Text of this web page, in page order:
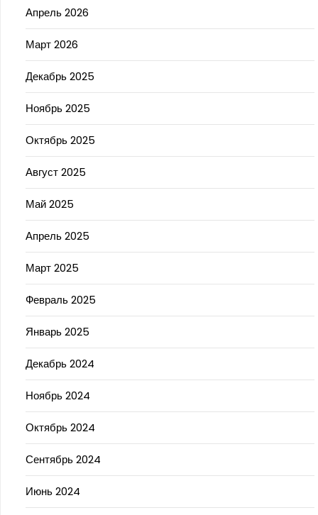
Апрель 2026
Март 2026
Декабрь 2025
Ноябрь 2025
Октябрь 2025
Август 2025
Май 2025
Апрель 2025
Март 2025
Февраль 2025
Январь 2025
Декабрь 2024
Ноябрь 2024
Октябрь 2024
Сентябрь 2024
Июнь 2024